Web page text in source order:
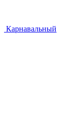
Карнавальный